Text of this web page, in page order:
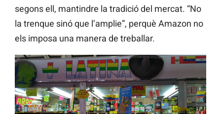
segons ell, mantindre la tradició del mercat. “No
la trenque sinó que l’amplie”, perquè Amazon no
els imposa una manera de treballar.